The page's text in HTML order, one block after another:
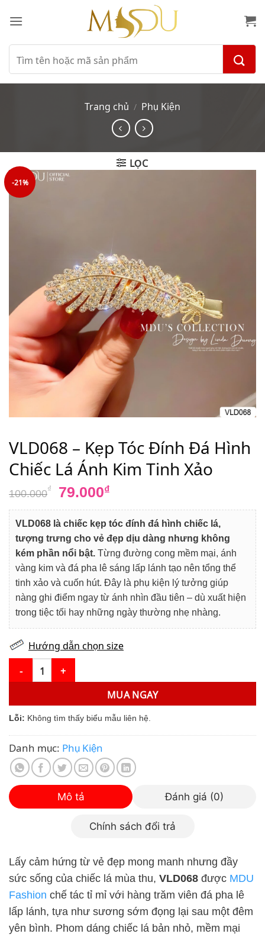
qua
dungTìm
kiếm:
Trang chủ / Phụ Kiện
LỌC
-21%
VLD068 – Kẹp Tóc Đính Đá Hình
Chiếc Lá Ánh Kim Tinh Xảo
100.000₫
Giá
là:
100.000₫.
79.000₫
tại
là:
79.000₫.
VLD068 là chiếc kẹp tóc đính đá hình chiếc lá,
tượng trưng cho vẻ đẹp dịu dàng nhưng không
kém phần nổi bật. Từng đường cong mềm mại, ánh
vàng kim và đá pha lê sáng lấp lánh tạo nên tổng thể
tinh xảo và cuốn hút. Đây là phụ kiện lý tưởng giúp
nàng ghi điểm ngay từ ánh nhìn đầu tiên – dù xuất hiện
trong tiệc tối hay những ngày thường nhẹ nhàng.
Hướng dẫn chọn size
VLD068 – Kẹp Tóc Đính Đá Hình Chiếc Lá Ánh Kim Tinh Xảo số
MUA NGAY
Lỗi: Không tìm thấy biểu mẫu liên hệ.
Danh mục:Phụ Kiện
Mô tả Đánh giá (0)
Chính sách đổi trả
Lấy cảm hứng từ vẻ đẹp mong manh nhưng đầy
sức sống của chiếc lá mùa thu, VLD068 được MDU
Fashion chế tác tỉ mỉ với hàng trăm viên đá pha lê
lấp lánh, tựa như sương sớm đọng lại sau một đêm
yên bình. Phom dáng chiếc lá bản nhỏ, mềm mại